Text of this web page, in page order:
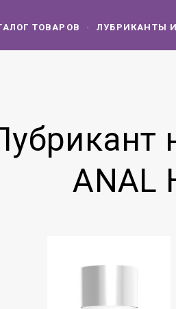
ТОВАРОВ ЛУБРИКАНТЫ
ANAL